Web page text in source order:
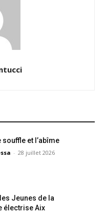
souffle et l’abîme
- 28 juillet 2026
Jeunes de la
électrise Aix